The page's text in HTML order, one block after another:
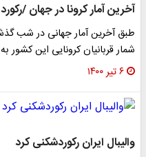
آخرین آمار کرونا در جهان /رکورد برزیل
شمار قربانیان کرونایی این کشور به ۵۱۲ هزار و ۸۱۹ نفر ر…
۶ تیر ۱۴۰۰
والیبال ایران رکوردشکنی کرد